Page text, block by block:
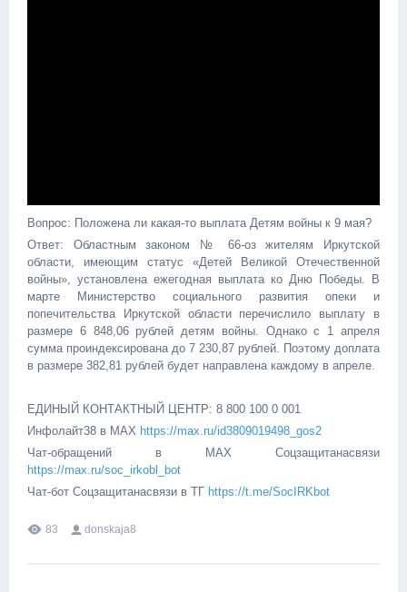
Вопрос: Положена ли какая-то выплата Детям войны к 9 мая?
Ответ: Областным законом № 66-оз жителям Иркутской
области, имеющим статус «Детей Великой Отечественной
войны», установлена ежегодная выплата ко Дню Победы. В
марте Министерство социального развития опеки и
попечительства Иркутской области перечислило выплату в
размере 6 848,06 рублей детям войны. Однако с 1 апреля
сумма проиндексирована до 7 230,87 рублей. Поэтому доплата
в размере 382,81 рублей будет направлена каждому в апреле.
ЕДИНЫЙ КОНТАКТНЫЙ ЦЕНТР: 8 800 100 0 001
Инфолайт38 в MAX https://max.ru/id3809019498_gos2
Чат-обращений в MAX Соцзащитанасвязи
https://max.ru/soc_irkobl_bot
Чат-бот Соцзащитанасвязи в ТГ https://t.me/SocIRKbot
83 donskaja8